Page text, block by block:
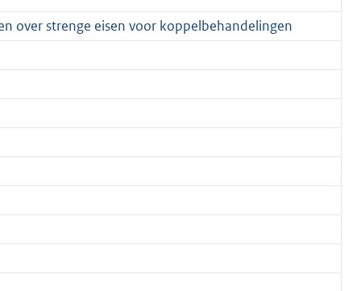
over strenge eisen voor koppelbehandelingen